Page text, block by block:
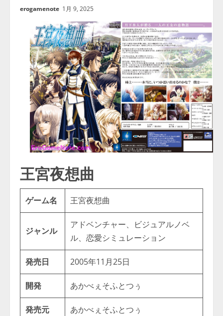
erogamenote 1月 9, 2025
王宮夜想曲
ゲーム名 王宮夜想曲
ジャンル
アドベンチャー、ビジュアルノベ
ル、恋愛シミュレーション
発売日 2005年11月25日
開発 あかべぇそふとつぅ
発売元 あかべぇそふとつぅ